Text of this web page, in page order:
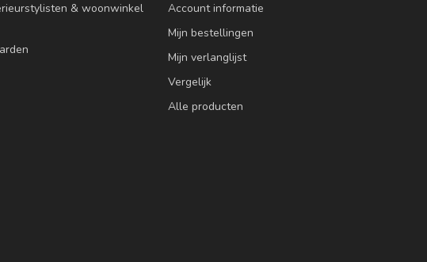
& woonwinkel
Account informatie
Mijn bestellingen
Mijn verlanglijst
Vergelijk
Alle producten